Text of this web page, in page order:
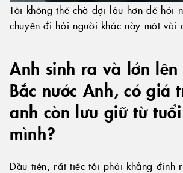
Tôi không thể chờ đợi lâu hơn để hỏi
chuyên đi hỏi người khác này một vài
Anh sinh ra và lớn lên
Bắc nước Anh, có giá
anh còn lưu giữ từ
mình?
Đầu tiên, rất tiếc tôi phải khẳng định